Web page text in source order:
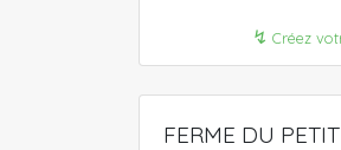
↯ Créez
FERME DU PETIT